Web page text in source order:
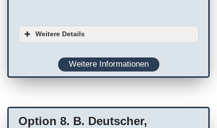
Weitere Details
Weitere Informationen
Option 8. B. Deutscher,